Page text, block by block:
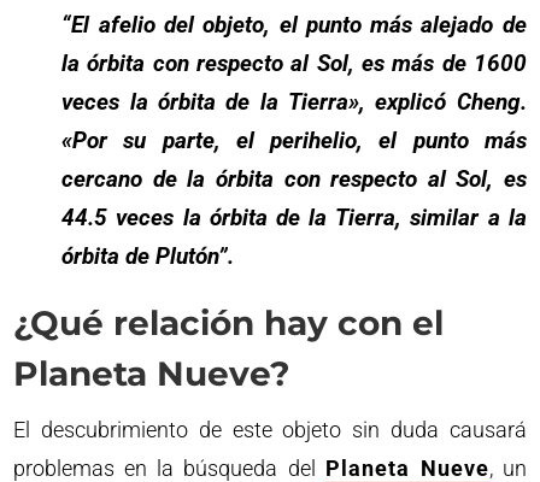
“El afelio del objeto, el punto más alejado de
la órbita con respecto al Sol, es más de 1600
veces la órbita de la Tierra», explicó Cheng.
«Por su parte, el perihelio, el punto más
cercano de la órbita con respecto al Sol, es
44.5 veces la órbita de la Tierra, similar a la
órbita de Plutón”.
¿Qué relación hay con el
Planeta Nueve?
El descubrimiento de este objeto sin duda causará
problemas en la búsqueda del Planeta Nueve, un